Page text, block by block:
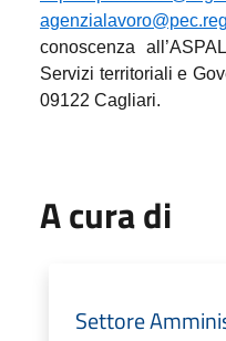
conoscenza
Servizi territoriali e
09122 Cagliari.
A cura di
Settore